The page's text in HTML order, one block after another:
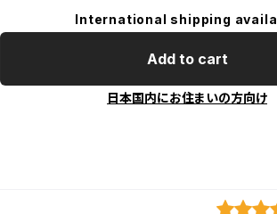
International shipping
Add to cart
日本国内にお住まいの方向け